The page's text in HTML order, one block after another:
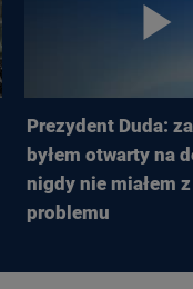
Prezydent Duda:
byłem otwarty na
nigdy nie miałem
problemu